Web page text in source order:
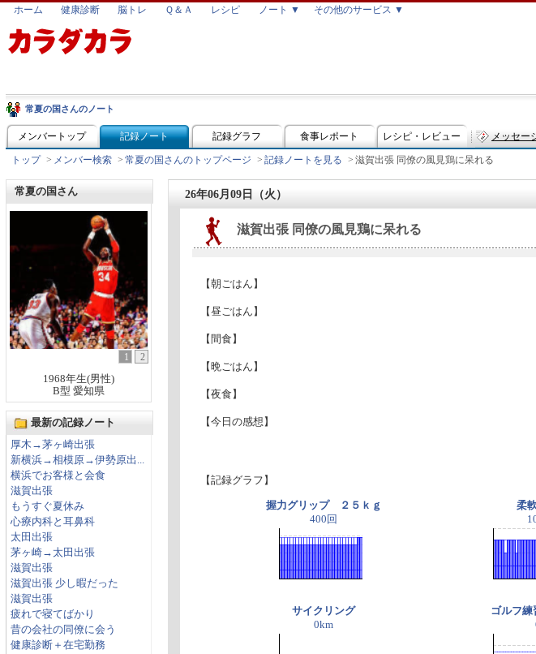
ホーム 健康診断 脳トレ Ｑ＆Ａ レシピ ノート ▼ その他のサービス ▼
常夏の国さんのノート
メンバートップ 記録ノート 記録グラフ 食事レポート レシピ・レビュー メッセー
トップ > メンバー検索 > 常夏の国さんのトップページ > 記録ノートを見る > 滋賀出張 同僚の風見鶏に呆れる
常夏の国さん
1
2
1968年生(男性)
B型 愛知県
最新の記録ノート
厚木→茅ヶ崎出張
新横浜→相模原→伊勢原出...
横浜でお客様と会食
滋賀出張
もうすぐ夏休み
心療内科と耳鼻科
太田出張
茅ヶ崎→太田出張
滋賀出張
滋賀出張 少し暇だった
滋賀出張
疲れで寝てばかり
昔の会社の同僚に会う
健康診断＋在宅勤務
26年06月09日（火）
滋賀出張 同僚の風見鶏に呆れる
【朝ごはん】
【昼ごはん】
【間食】
【晩ごはん】
【夜食】
【今日の感想】
【記録グラフ】
握力グリップ ２５ｋｇ
400回
柔
サイクリング
0km
ゴルフ練